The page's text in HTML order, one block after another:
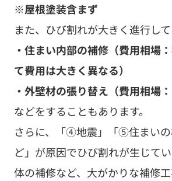
※屋根塗装含まず
また、ひび割れが大きく進行して
・住まい内部の補修（費用相場
て費用は大きく異なる）
・外壁材の張り替え（費用相場：
などをすることもあります。
さらに、「④地震」「⑤住まい
ど」が原因でひび割れが生じて
体の補修など、大がかりな補修